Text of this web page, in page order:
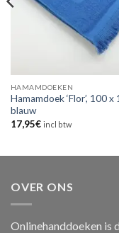
HAMAMDOEKEN
Hamamdoek ‘Flor’, 100 x
blauw
17,95€ incl btw
OVER ONS
Onlinehanddoeken is